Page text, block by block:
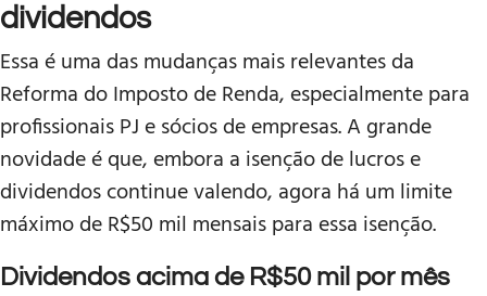
dividendos
Essa é uma das mudanças mais relevantes da
Reforma do Imposto de Renda, especialmente para
profissionais PJ e sócios de empresas. A grande
novidade é que, embora a isenção de lucros e
dividendos continue valendo, agora há um limite
máximo de R$50 mil mensais para essa isenção.
Dividendos acima de R$50 mil por mês